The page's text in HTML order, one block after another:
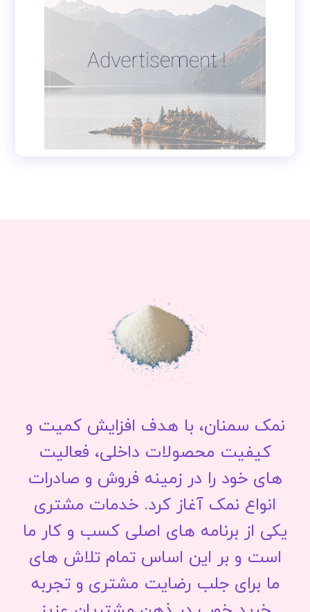
نمک سمنان، با هدف افزایش کمیت و
کیفیت محصولات داخلی، فعالیت
های خود را در زمینه فروش و صادرات
انواع نمک آغاز کرد. خدمات مشتری
یکی از برنامه های اصلی کسب و کار ما
است و بر این اساس تمام تلاش های
ما برای جلب رضایت مشتری و تجربه